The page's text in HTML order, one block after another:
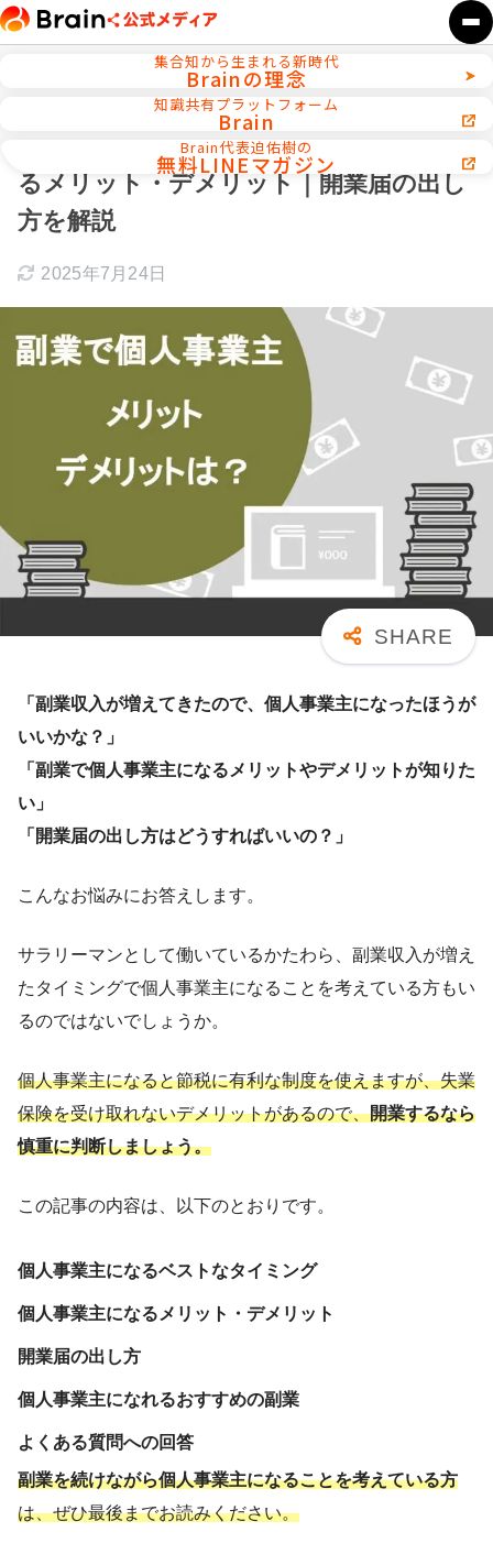
集合知から生まれる新時代
Brainの理念
知識共有プラットフォーム
Brain
Brain代表迫佑樹の
無料LINEマガジン
初心者向け副業スタート講座
【今すぐできる】副業で個人事業主にな
るメリット・デメリット｜開業届の出し
方を解説
2025年7月24日
「副業収入が増えてきたので、個人事業主になったほうが
いいかな？」
「副業で個人事業主になるメリットやデメリットが知りた
い」
「開業届の出し方はどうすればいいの？」
こんなお悩みにお答えします。
サラリーマンとして働いているかたわら、副業収入が増え
たタイミングで個人事業主になることを考えている方もい
るのではないでしょうか。
個人事業主になると節税に有利な制度を使えますが、失業
保険を受け取れないデメリットがあるので、開業するなら
慎重に判断しましょう。
この記事の内容は、以下のとおりです。
個人事業主になるベストなタイミング
個人事業主になるメリット・デメリット
開業届の出し方
個人事業主になれるおすすめの副業
よくある質問への回答
副業を続けながら個人事業主になることを考えている方
は、ぜひ最後までお読みください。